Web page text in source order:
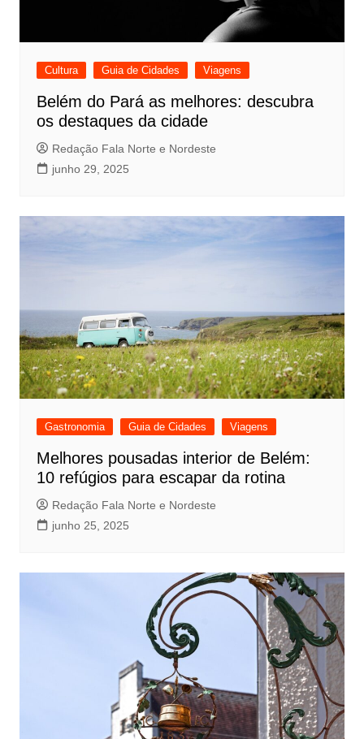
Cultura Guia de Cidades Viagens
Belém do Pará as melhores: descubra
os destaques da cidade
Redação Fala Norte e Nordeste
junho 29, 2025
Gastronomia Guia de Cidades Viagens
Melhores pousadas interior de Belém:
10 refúgios para escapar da rotina
Redação Fala Norte e Nordeste
junho 25, 2025